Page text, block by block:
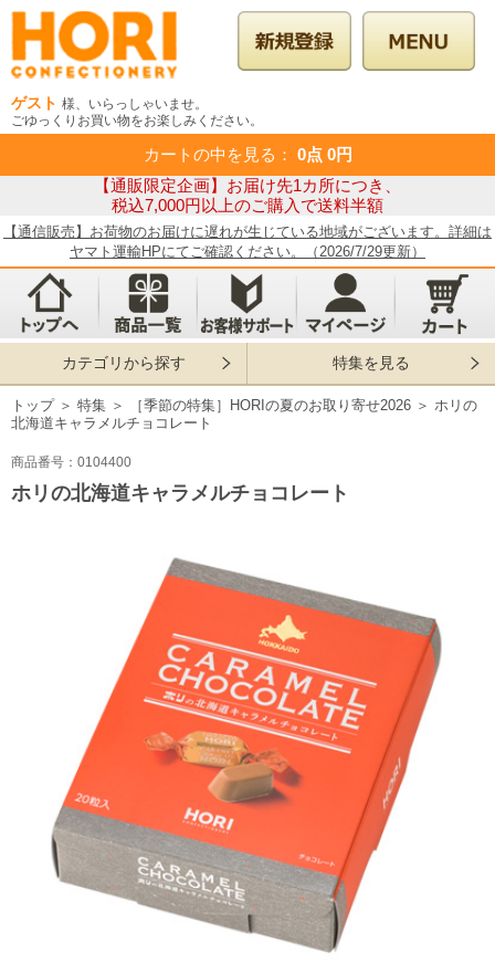
ゲスト 様、いらっしゃいませ。
ごゆっくりお買い物をお楽しみください。
カートの中を見る ： 0点 0円
【通販限定企画】お届け先1カ所につき、
税込7,000円以上のご購入で送料半額
【通信販売】お荷物のお届けに遅れが生じている地域がございます。詳細は
ヤマト運輸HPにてご確認ください。（2026/7/29更新）
カテゴリから探す 特集を見る
トップ ＞ 特集 ＞ ［季節の特集］HORIの夏のお取り寄せ2026 ＞ ホリの
北海道キャラメルチョコレート
商品番号：0104400
ホリの北海道キャラメルチョコレート